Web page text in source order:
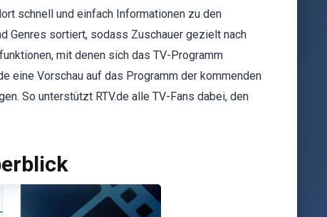
schnell und einfach Informationen zu den
Genres sortiert, sodass Zuschauer gezielt nach
mit denen sich das TV-Programm
eine Vorschau auf das Programm der kommenden
So unterstützt RTV.de alle TV-Fans dabei, den